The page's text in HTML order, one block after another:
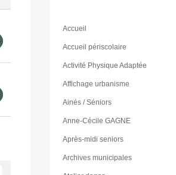
Accueil
Accueil périscolaire
Activité Physique Adaptée
Affichage urbanisme
Ainés / Séniors
Anne-Cécile GAGNE
Après-midi seniors
Archives municipales